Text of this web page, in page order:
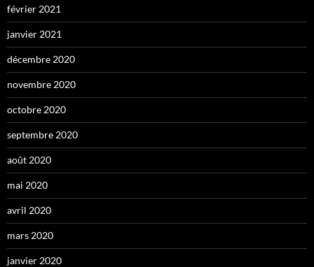
février 2021
janvier 2021
décembre 2020
novembre 2020
octobre 2020
septembre 2020
août 2020
mai 2020
avril 2020
mars 2020
janvier 2020